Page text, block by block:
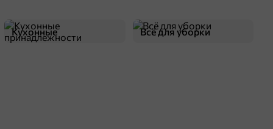
Кухонные
принадлежности
Всё для уборки